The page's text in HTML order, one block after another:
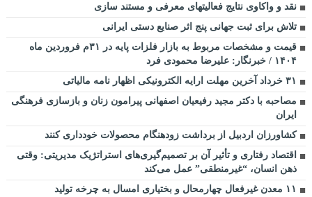
نقد و واکاوی نتایج فعالیتهای معرفی و مستند سازی
تلاش برای ثبت جهانی پنج اثر صنایع دستی ایرانی
قیمت و مشخصات مربوط به بازار فلزات پایه در ۳۱م فروردین ماه
۱۴۰۴ / خبرنگار: علیرضا محمودی فرد
۳۱ خرداد آخرین مهلت ارایه الکترونیکی اظهار نامه مالیاتی
مصاحبه با دکتر مجید رفیعیان اصفهانی پیرامون زنان و بازسازی فرهنگی
ایران
کشاورزان اردبیل از برداشت زودهنگام محصولات خودداری کنند
اقتصاد رفتاری و تأثیر آن بر تصمیم‌گیری‌های استراتژیک مدیریتی: وقتی
ذهن انسان، “غیرمنطقی” عمل می‌کند
۱۱ معدن غیرفعال چهارمحال و بختیاری امسال به چرخه تولید